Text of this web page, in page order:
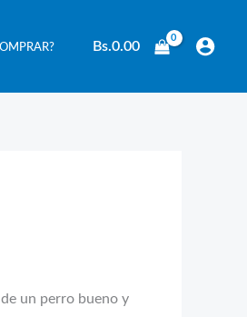
Bs.0.00
un perro bueno y